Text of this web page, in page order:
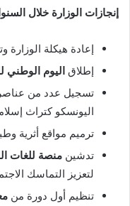
إنجازات الوزارة خلال
إعادة هيكلة الوزارة
إطلاق اليوم الوطني
تسجيل عدد من
اليونسكو كتراث
ترميم مواقع أثرية
تدشين منصة للغات
لتعزيز التماسك
تنظيم أول دورة من